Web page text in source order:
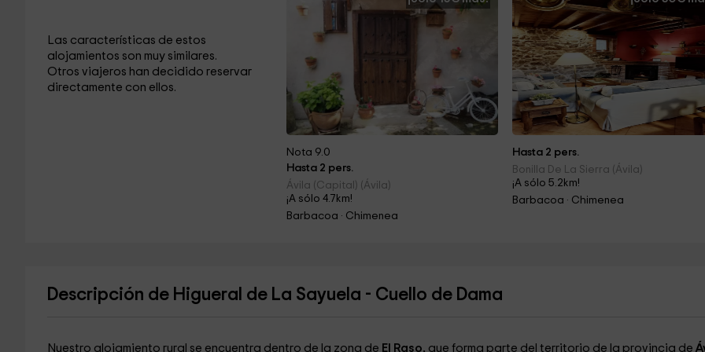
Las características de estos
alojamientos son muy similares.
Otros viajeros han decidido reservar
directamente con ellos.
Nota 9.0
Hasta 2 pers.
Ávila (Capital) (Ávila)
¡A sólo 4.7km!
Barbacoa · Chimenea
Hasta 2 pers.
Bonilla De La Sierra (Ávila)
¡A sólo 5.2km!
Barbacoa · Chimenea
Descripción de Higueral de La Sayuela - Cuello de Dama
Nuestro alojamiento rural se encuentra dentro de la zona de El Raso, que forma parte del territorio de la provincia de